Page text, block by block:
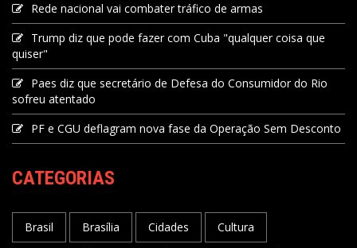
Rede nacional vai combater tráfico de armas
Trump diz que pode fazer com Cuba "qualquer coisa que
quiser"
Paes diz que secretário de Defesa do Consumidor do Rio
sofreu atentado
PF e CGU deflagram nova fase da Operação Sem Desconto
CATEGORIAS
Brasil Brasília Cidades Cultura